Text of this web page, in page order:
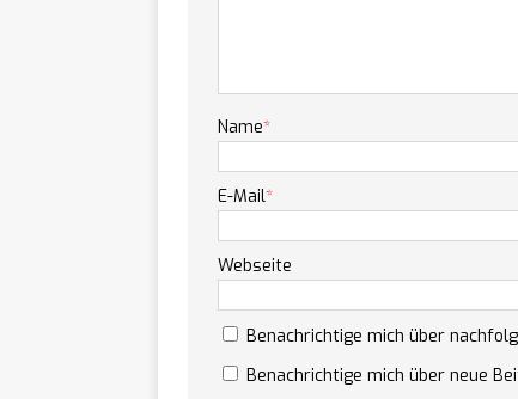
Name*
E-Mail*
Webseite
Benachrichtige mich über
Benachrichtige mich über neue